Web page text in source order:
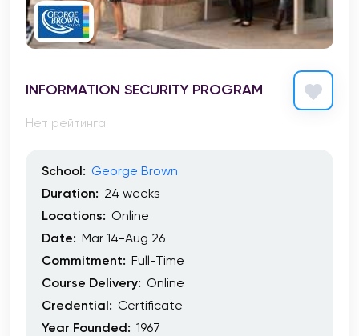
INFORMATION SECURITY PROGRAM
Нет рейтинга
School: George Brown
Duration: 24 weeks
Locations: Online
Date: Mar 14-Aug 26
Commitment: Full-Time
Course Delivery: Online
Credential: Certificate
Year Founded: 1967